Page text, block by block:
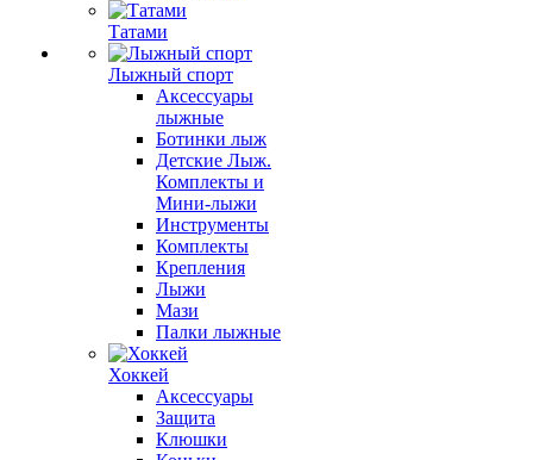
Татами
Лыжный спорт
Аксессуары
лыжные
Ботинки лыж
Детские Лыж.
Комплекты и
Мини-лыжи
Инструменты
Комплекты
Крепления
Лыжи
Мази
Палки лыжные
Хоккей
Аксессуары
Защита
Клюшки